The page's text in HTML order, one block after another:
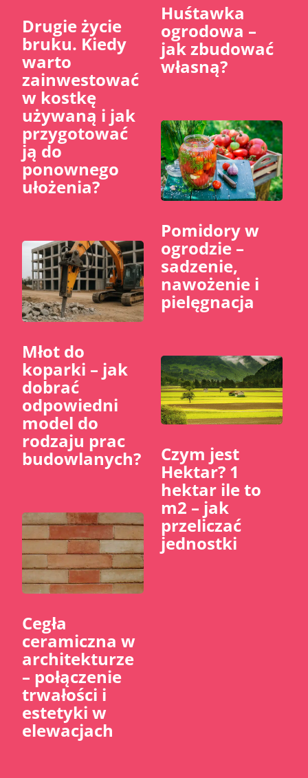
​Drugie życie
bruku. Kiedy
warto
zainwestować
w kostkę
używaną i jak
przygotować
ją do
ponownego
ułożenia?
Młot do
koparki – jak
dobrać
odpowiedni
model do
rodzaju prac
budowlanych?
Cegła
ceramiczna w
architekturze
– połączenie
trwałości i
estetyki w
elewacjach
Huśtawka
ogrodowa –
jak zbudować
własną?
Pomidory w
ogrodzie –
sadzenie,
nawożenie i
pielęgnacja
Czym jest
Hektar? 1
hektar ile to
m2 – jak
przeliczać
jednostki